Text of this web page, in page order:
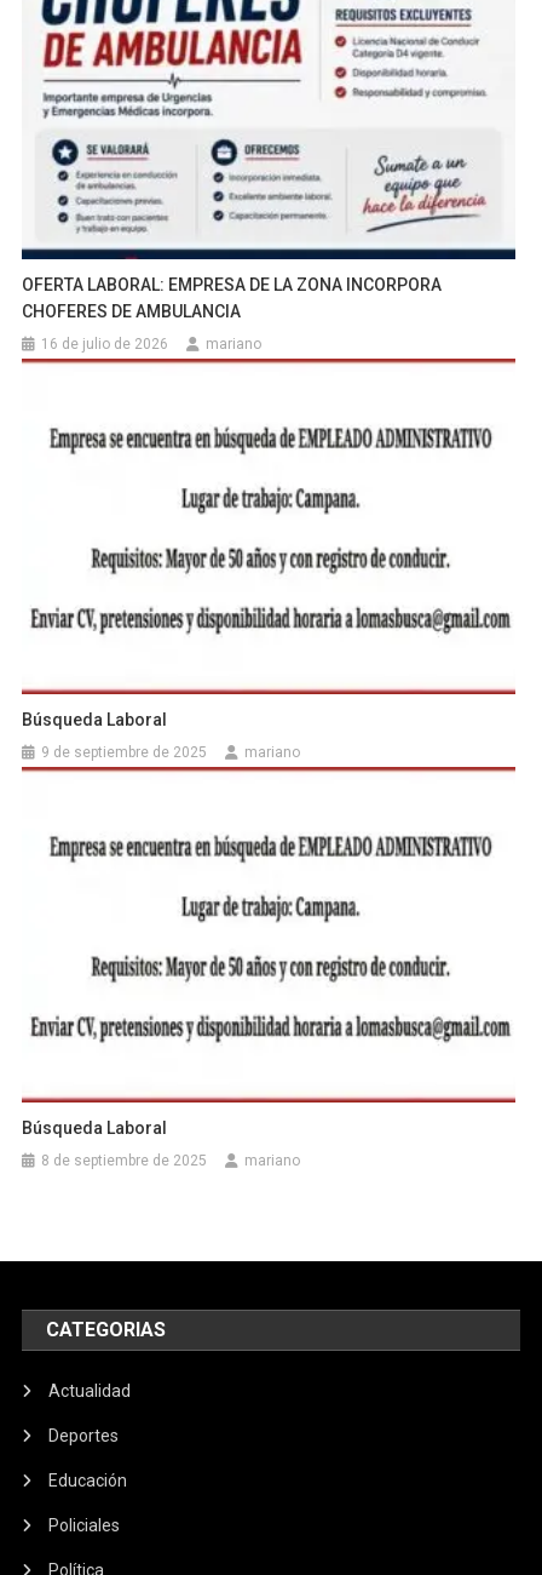
OFERTA LABORAL: EMPRESA DE LA ZONA INCORPORA
CHOFERES DE AMBULANCIA
16 de julio de 2026 mariano
Búsqueda Laboral
9 de septiembre de 2025 mariano
Búsqueda Laboral
8 de septiembre de 2025 mariano
CATEGORIAS
Actualidad
Deportes
Educación
Policiales
Política